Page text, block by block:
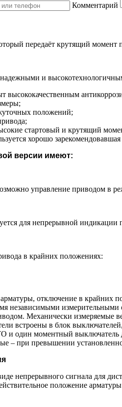
Комментарий
передаёт крутящий момент
и
высококачественным
положений;
стартовый и крутящий
хорошо зарекомендовавшая
версии имеют:
управление приводом в
для непрерывной индикации
в крайних положениях:
отключение в
независимыми
Механически
встроены в блок
один моментный
– при превышении
непрерывного сигнала для
положение